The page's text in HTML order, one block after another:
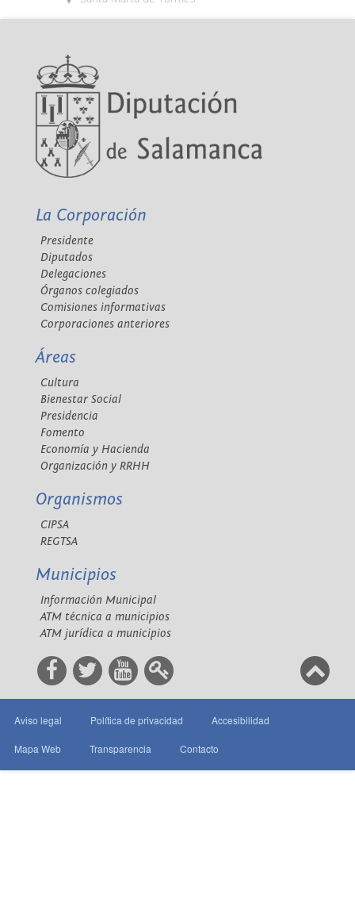
La Corporación
Presidente
Diputados
Delegaciones
Órganos colegiados
Comisiones informativas
Corporaciones anteriores
Áreas
Cultura
Bienestar Social
Presidencia
Fomento
Economía y Hacienda
Organización y RRHH
Organismos
CIPSA
REGTSA
Municipios
Información Municipal
ATM técnica a municipios
ATM jurídica a municipios
Aviso legal Política de privacidad Accesibilidad
Mapa Web Transparencia Contacto